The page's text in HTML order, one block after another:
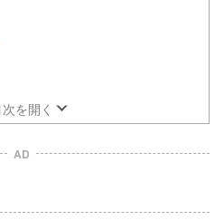
次を開く
AD